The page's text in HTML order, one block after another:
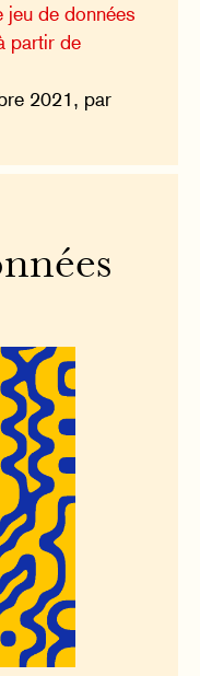
jeu de données
partir de
2021, par